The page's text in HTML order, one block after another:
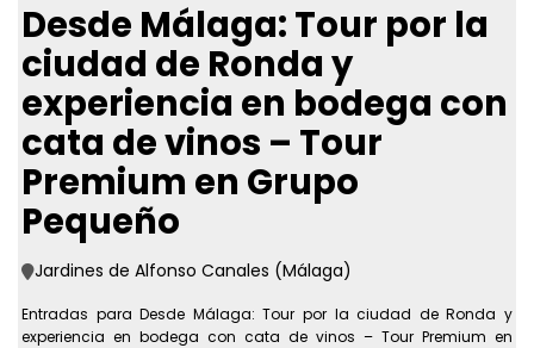
Desde Málaga: Tour por la
ciudad de Ronda y
experiencia en bodega con
cata de vinos – Tour
Premium en Grupo
Pequeño
Jardines de Alfonso Canales (Málaga)
Entradas para Desde Málaga: Tour por la ciudad de Ronda y
experiencia en bodega con cata de vinos – Tour Premium en